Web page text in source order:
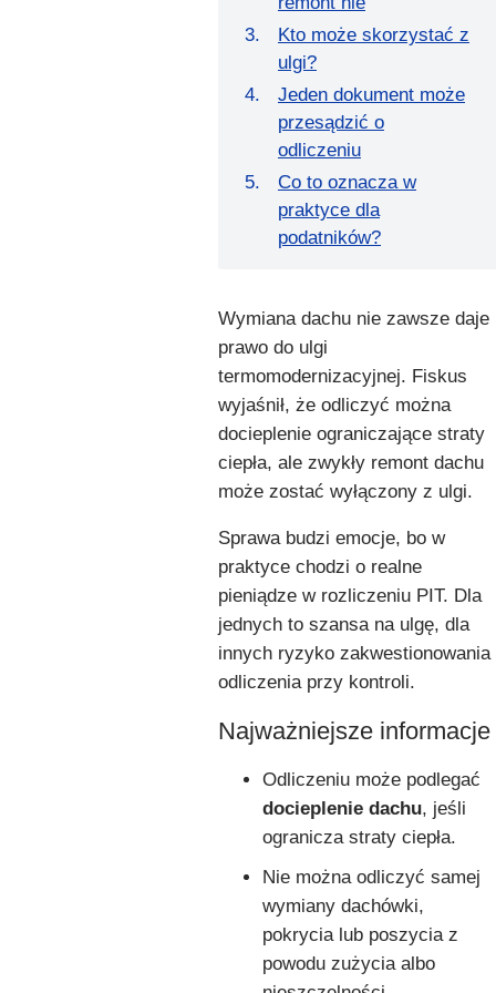
Kto może skorzystać z
ulgi?
Jeden dokument może
przesądzić o
odliczeniu
Co to oznacza w
praktyce dla
podatników?
Wymiana dachu nie zawsze daje
prawo do ulgi
termomodernizacyjnej. Fiskus
wyjaśnił, że odliczyć można
docieplenie ograniczające straty
ciepła, ale zwykły remont dachu
może zostać wyłączony z ulgi.
Sprawa budzi emocje, bo w
praktyce chodzi o realne
pieniądze w rozliczeniu PIT. Dla
jednych to szansa na ulgę, dla
innych ryzyko zakwestionowania
odliczenia przy kontroli.
Najważniejsze informacje
Odliczeniu może podlegać
docieplenie dachu, jeśli
ogranicza straty ciepła.
Nie można odliczyć samej
wymiany dachówki,
pokrycia lub poszycia z
powodu zużycia albo